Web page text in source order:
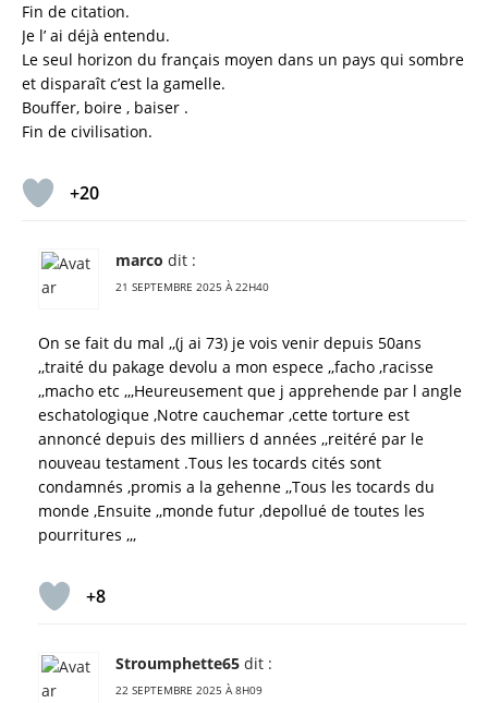
Fin de citation.
Je l’ ai déjà entendu.
Le seul horizon du français moyen dans un pays qui sombre
et disparaît c’est la gamelle.
Bouffer, boire , baiser .
Fin de civilisation.
+20
marco dit :
21 SEPTEMBRE 2025 À 22H40
On se fait du mal ,,(j ai 73) je vois venir depuis 50ans
,,traité du pakage devolu a mon espece ,,facho ,racisse
,,macho etc ,,,Heureusement que j apprehende par l angle
eschatologique ,Notre cauchemar ,cette torture est
annoncé depuis des milliers d années ,,reitéré par le
nouveau testament .Tous les tocards cités sont
condamnés ,promis a la gehenne ,,Tous les tocards du
monde ,Ensuite ,,monde futur ,depollué de toutes les
pourritures ,,,
+8
Stroumphette65 dit :
22 SEPTEMBRE 2025 À 8H09